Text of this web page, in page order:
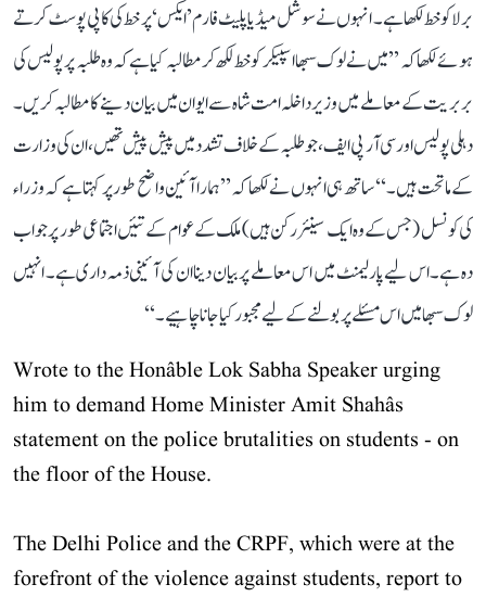
برلا کو خط لکھا ہے۔ انہوں نے سوشل میڈیا پلیٹ فارم ’ایکس‘ پر خط کی کاپی پوسٹ کرتے
ہوئے لکھا کہ ’’میں نے لوک سبھا اسپیکر کو خط لکھ کر مطالبہ کیا ہے کہ وہ طلبہ پر پولیس کی
بربریت کے معاملے میں وزیر داخلہ امت شاہ سے ایوان میں بیان دینے کا مطالبہ کریں۔
دہلی پولیس اور سی آر پی ایف، جو طلبہ کے خلاف تشدد میں پیش پیش تھیں، ان کی وزارت
کے ماتحت ہیں۔‘‘ ساتھ ہی انہوں نے لکھا کہ ’’ہمارا آئین واضح طور پر کہتا ہے کہ وزراء
کی کونسل (جس کے وہ ایک سینئر رکن ہیں) ملک کے عوام کے تئیں اجتماعی طور پر جواب
دہ ہے۔ اس لیے پارلیمنٹ میں اس معاملے پر بیان دینا ان کی آئینی ذمہ داری ہے۔ انہیں
لوک سبھا میں اس مسئلے پر بولنے کے لیے مجبور کیا جانا چاہیے۔‘‘
Wrote to the Honâble Lok Sabha Speaker urging
him to demand Home Minister Amit Shahâs
statement on the police brutalities on students - on
the floor of the House.
The Delhi Police and the CRPF, which were at the
forefront of the violence against students, report to